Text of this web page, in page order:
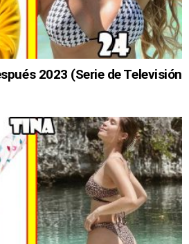
2023 (Serie de Televisión